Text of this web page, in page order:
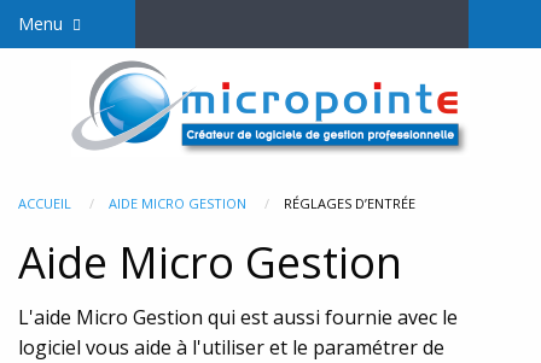
Menu
ACCUEIL AIDE MICRO GESTION RÉGLAGES D’ENTRÉE
Aide Micro Gestion
L'aide Micro Gestion qui est aussi fournie avec le
logiciel vous aide à l'utiliser et le paramétrer de